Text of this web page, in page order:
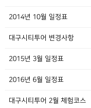
2014년 10월 일정표
대구시티투어 변경사항
2015년 3월 일정표
2016년 6월 일정표
대구시티투어 2월 체험코스